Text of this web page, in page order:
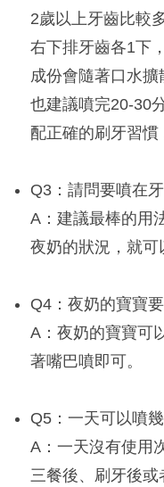
2歲以上牙齒比較
右下排牙齒各1下
成份會隨著口水擴
也建議噴完20-30
配正確的刷牙習慣
Q3：請問要噴在
A：建議最棒的用
夜奶的狀況，就可
Q4：夜奶的寶寶
A：夜奶的寶寶可
著嘴巴噴即可。
Q5：一天可以噴
A：一天沒有使用
三餐後、刷牙後